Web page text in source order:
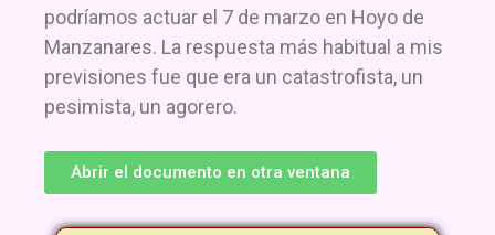
podríamos actuar el 7 de marzo en Hoyo de
Manzanares. La respuesta más habitual a mis
previsiones fue que era un catastrofista, un
pesimista, un agorero.
Abrir el documento en otra ventana